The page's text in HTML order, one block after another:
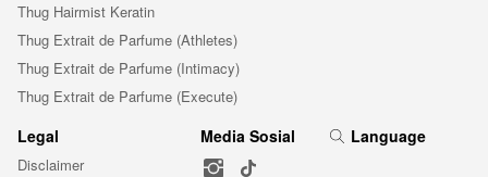
Thug Hairmist Keratin
Thug Extrait de Parfume (Athletes)
Thug Extrait de Parfume (Intimacy)
Thug Extrait de Parfume (Execute)
Legal
Disclaimer
Media Sosial Language